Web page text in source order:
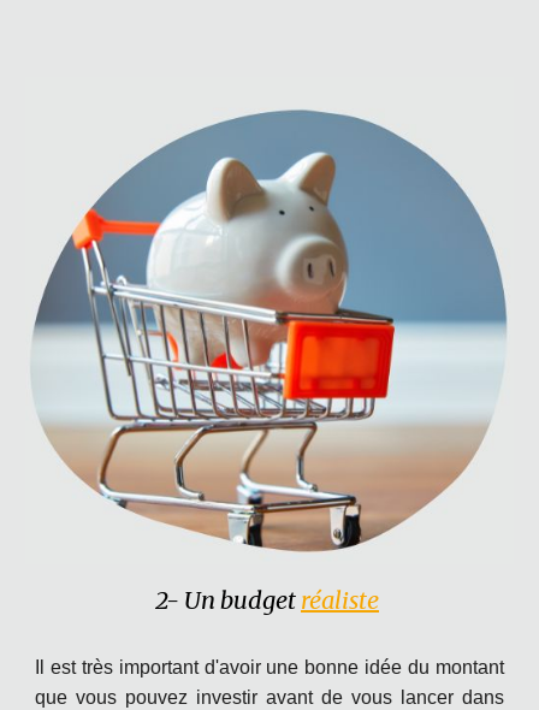
2- Un budget réaliste
Il est très important d'avoir une bonne idée du montant
que vous pouvez investir avant de vous lancer dans